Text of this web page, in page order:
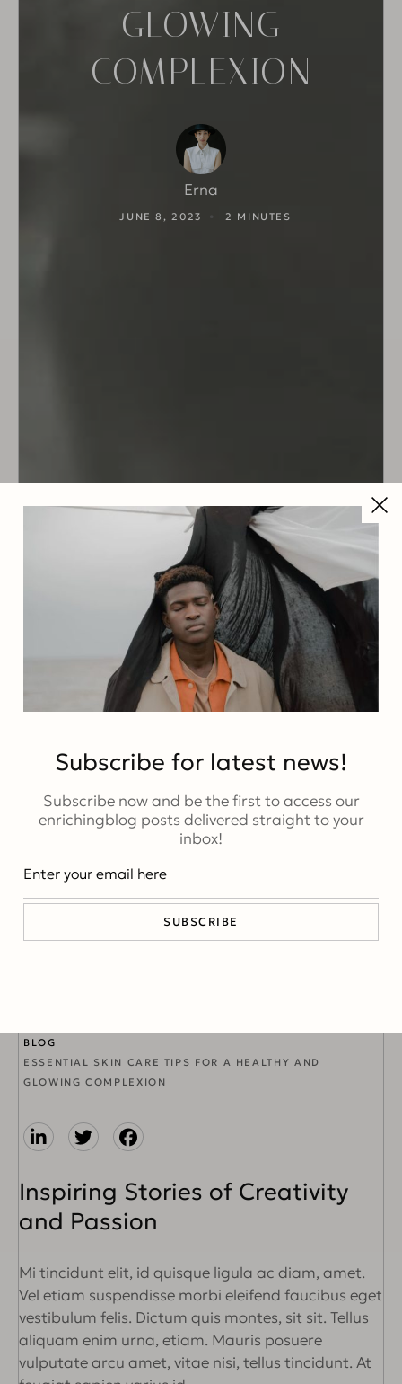
GLOWING
COMPLEXION
Erna
JUNE 8, 2023 2 MINUTES
BLOG
ESSENTIAL SKIN CARE TIPS FOR A HEALTHY AND
GLOWING COMPLEXION
Inspiring Stories of Creativity
and Passion
Mi tincidunt elit, id quisque ligula ac diam, amet.
Vel etiam suspendisse morbi eleifend faucibus eget
vestibulum felis. Dictum quis montes, sit sit. Tellus
aliquam enim urna, etiam. Mauris posuere
vulputate arcu amet, vitae nisi, tellus tincidunt. At
Subscribe for latest news!
Subscribe now and be the first to access our
enrichingblog posts delivered straight to your
inbox!
SUBSCRIBE